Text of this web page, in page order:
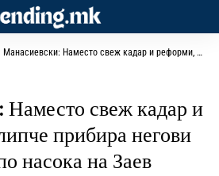
Манасиевски: Наместо свеж кадар и реформи, Филипче прибира негови лојални луѓе по насока на Заев
свеж кадар и
прибира негови
насока на Заев